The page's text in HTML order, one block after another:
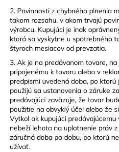
2. Povinnosti z chybného plnenia
takom rozsahu, v akom trvajú
výrobcu. Kupujúci je inak
ktorá sa vyskytne u spotrebného
štyroch mesiacov od prevzatia.
3. Ak je na predávanom tovare,
pripojenému k tovaru alebo v
predpismi uvedená doba, po
použijú sa ustanovenia o záruke
predávajúci zaväzuje, že tovar
použitie na obvyklý účel alebo že
Vytkol ak kupujúci
nebeží lehota na uplatnenie práv
záručná doba po dobu, po ktorú
užívať.